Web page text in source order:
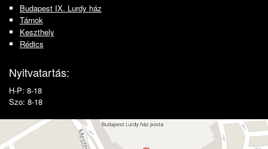
Budapest IX. Lurdy ház
Tárnok
Keszthely
Rédics
Nyitvatartás:
H-P: 8-18
Szo: 8-18